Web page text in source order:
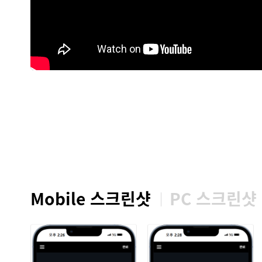
Mobile 스크린샷 PC 스크린샷